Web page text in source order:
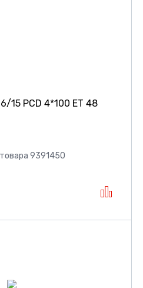
6/15 PCD 4*100 ET 48
9391450